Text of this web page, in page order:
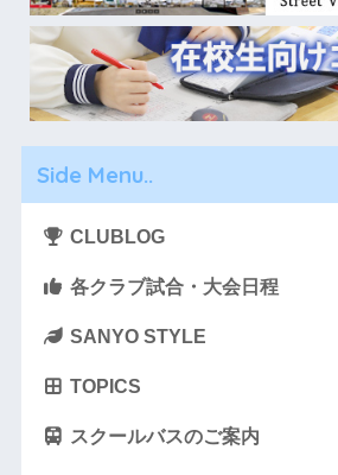
Side Menu..
CLUBLOG
各クラブ試合・大会日程
SANYO STYLE
TOPICS
スクールバスのご案内